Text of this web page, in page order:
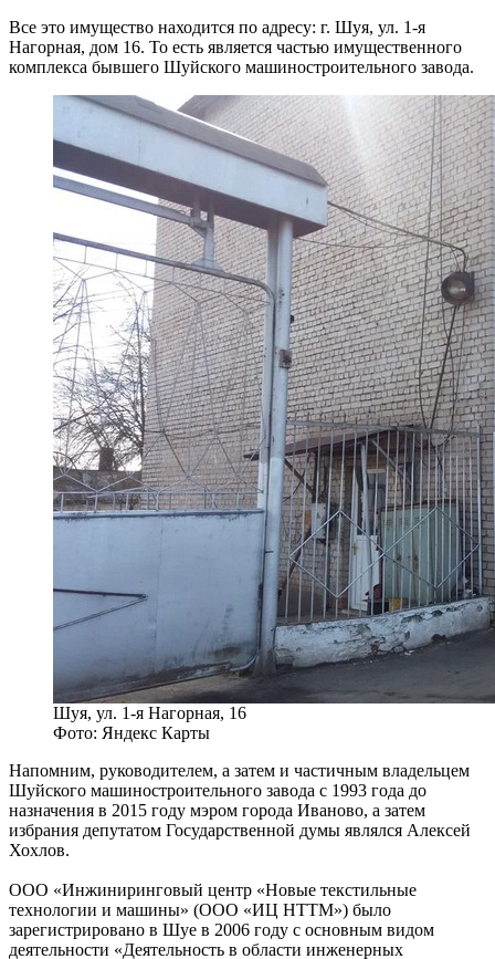
Все это имущество находится по адресу: г. Шуя, ул. 1-я
Нагорная, дом 16. То есть является частью имущественного
комплекса бывшего Шуйского машиностроительного завода.
Шуя, ул. 1-я Нагорная, 16
Фото: Яндекс Карты
Напомним, руководителем, а затем и частичным владельцем
Шуйского машиностроительного завода с 1993 года до
назначения в 2015 году мэром города Иваново, а затем
избрания депутатом Государственной думы являлся Алексей
Хохлов.
ООО «Инжиниринговый центр «Новые текстильные
технологии и машины» (ООО «ИЦ НТТМ») было
зарегистрировано в Шуе в 2006 году с основным видом
деятельности «Деятельность в области инженерных